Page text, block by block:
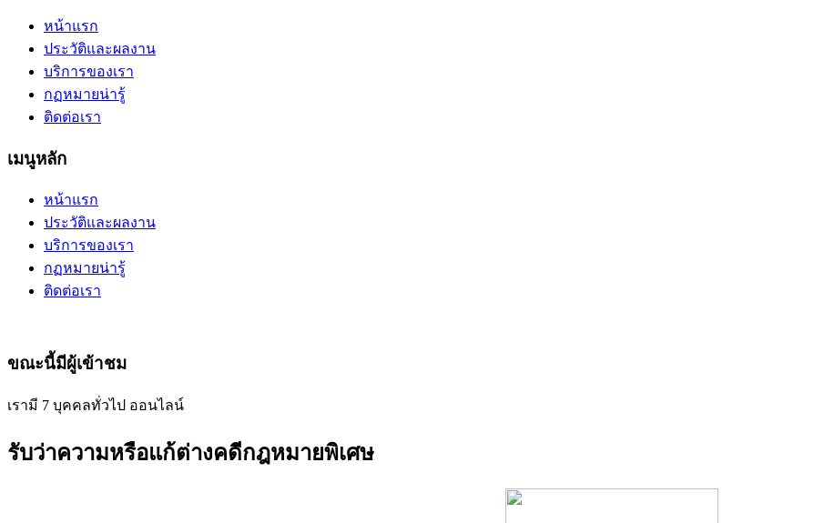
หน้าแรก
ประวัติและผลงาน
บริการของเรา
กฏหมายน่ารู้
ติดต่อเรา
เมนูหลัก
หน้าแรก
ประวัติและผลงาน
บริการของเรา
กฏหมายน่ารู้
ติดต่อเรา
ขณะนี้มีผู้เข้าชม
เรามี 7 บุคคลทั่วไป ออนไลน์
รับว่าความหรือแก้ต่างคดีกฎหมายพิเศษ